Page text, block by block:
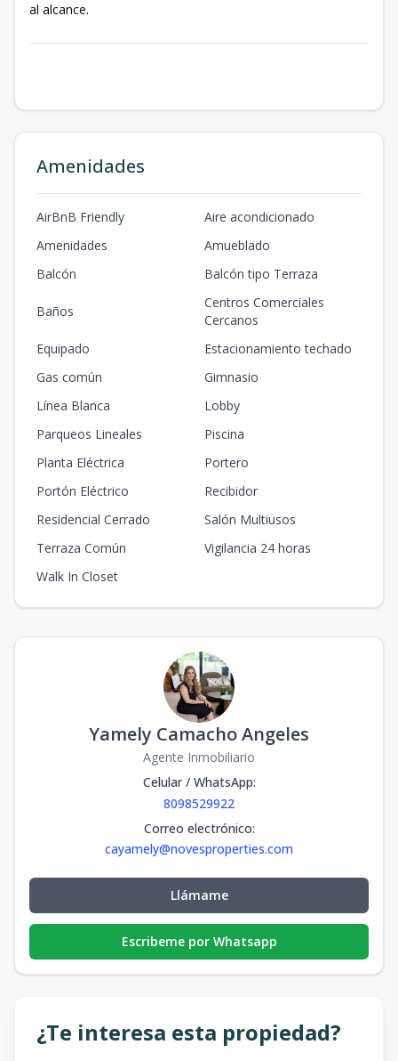
al alcance.
Amenidades
AirBnB Friendly
Aire acondicionado
Amenidades
Amueblado
Balcón
Balcón tipo Terraza
Baños
Centros Comerciales
Cercanos
Equipado
Estacionamiento techado
Gas común
Gimnasio
Línea Blanca
Lobby
Parqueos Lineales
Piscina
Planta Eléctrica
Portero
Portón Eléctrico
Recibidor
Residencial Cerrado
Salón Multiusos
Terraza Común
Vigilancia 24 horas
Walk In Closet
Yamely Camacho Angeles
Agente Inmobiliario
Celular / WhatsApp:
8098529922
Correo electrónico:
cayamely@novesproperties.com
Llámame
Escribeme por Whatsapp
¿Te interesa esta propiedad?